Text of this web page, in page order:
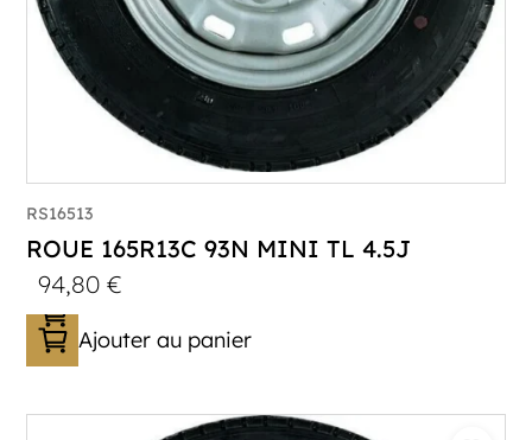
RS16513
ROUE 165R13C 93N MINI TL 4.5J
94,80€
Ajouter au panier